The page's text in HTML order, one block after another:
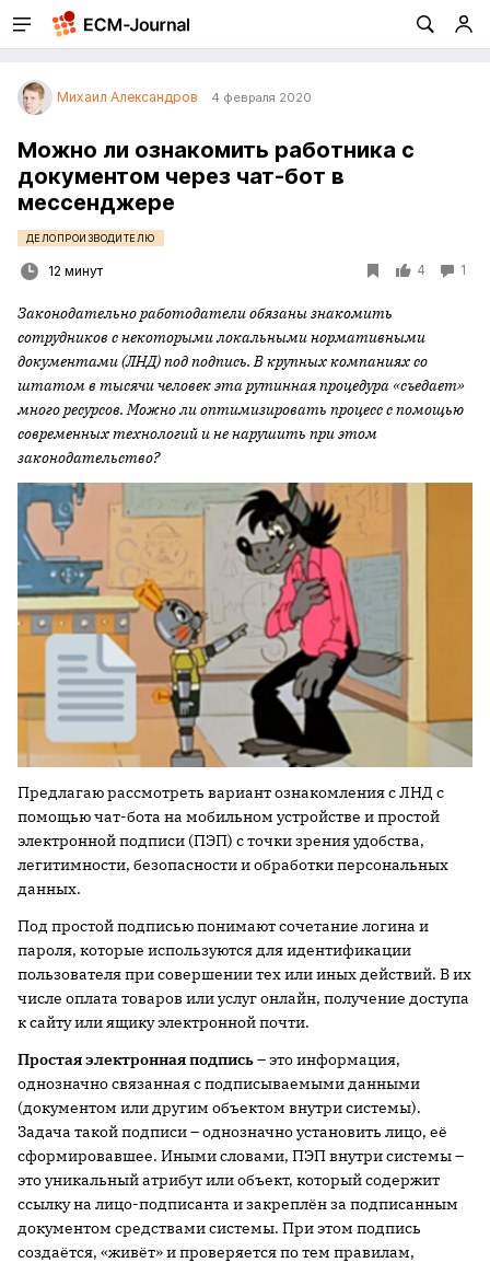
Михаил Александров 4 февраля 2020
Можно ли ознакомить работника с
документом через чат-бот в
мессенджере
ДЕЛОПРОИЗВОДИТЕЛЮ
12 минут 4 1
Законодательно работодатели обязаны знакомить
сотрудников с некоторыми локальными нормативными
документами (ЛНД) под подпись. В крупных компаниях со
штатом в тысячи человек эта рутинная процедура «съедает»
много ресурсов. Можно ли оптимизировать процесс с помощью
современных технологий и не нарушить при этом
законодательство?
Предлагаю рассмотреть вариант ознакомления с ЛНД с
помощью чат-бота на мобильном устройстве и простой
электронной подписи (ПЭП) с точки зрения удобства,
легитимности, безопасности и обработки персональных
данных.
Под простой подписью понимают сочетание логина и
пароля, которые используются для идентификации
пользователя при совершении тех или иных действий. В их
числе оплата товаров или услуг онлайн, получение доступа
к сайту или ящику электронной почти.
Простая электронная подпись– это информация,
однозначно связанная с подписываемыми данными
(документом или другим объектом внутри системы).
Задача такой подписи – однозначно установить лицо, её
сформировавшее. Иными словами, ПЭП внутри системы –
это уникальный атрибут или объект, который содержит
ссылку на лицо-подписанта и закреплён за подписанным
документом средствами системы. При этом подпись
создаётся, «живёт» и проверяется по тем правилам,